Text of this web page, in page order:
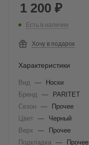
1 200 ₽
Есть в наличии
Хочу в подарок
Характеристики
Вид —
Носки
Бренд
—
PARITET
Сезон
—
Прочее
Цвет —
Черный
Верх
—
Прочее
Подкладка
—
Прочее